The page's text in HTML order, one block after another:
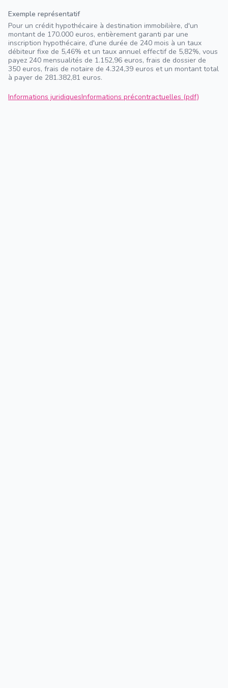
Exemple représentatif
Pour un crédit hypothécaire à destination immobilière, d'un
montant de 170.000 euros, entièrement garanti par une
inscription hypothécaire, d'une durée de 240 mois à un taux
débiteur fixe de 5,46% et un taux annuel effectif de 5,82%, vous
payez 240 mensualités de 1.152,96 euros, frais de dossier de
350 euros, frais de notaire de 4.324,39 euros et un montant total
à payer de 281.382,81 euros.
Informations juridiquesInformations précontractuelles (pdf)